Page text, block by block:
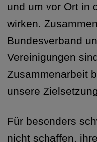
und um vor Ort in
wirken.
Bundesverband
Vereinigungen
Zusammenarbeit
unsere
Für besonders
nicht schaffen,